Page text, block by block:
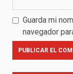
Guarda mi
navegador